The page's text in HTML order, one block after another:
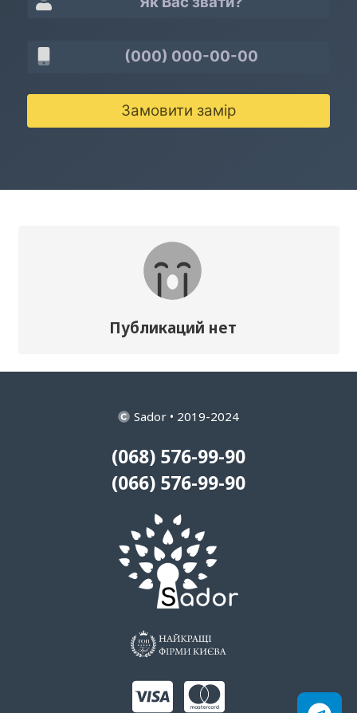
Замовити замір
Публикаций нет
Sador • 2019-2024
(068) 576-99-90
(066) 576-99-90